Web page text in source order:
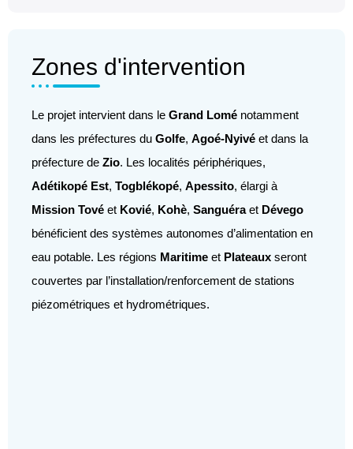
Zones d'intervention
Le projet intervient dans le Grand Lomé notamment
dans les préfectures du Golfe, Agoé-Nyivé et dans la
préfecture de Zio. Les localités périphériques,
Adétikopé Est, Togblékopé, Apessito, élargi à
Mission Tové et Kovié, Kohè, Sanguéraet Dévego
bénéficient des systèmes autonomes d’alimentation en
eau potable. Les régions Maritime et Plateaux seront
couvertes par l’installation/renforcement de stations
piézométriques et hydrométriques.